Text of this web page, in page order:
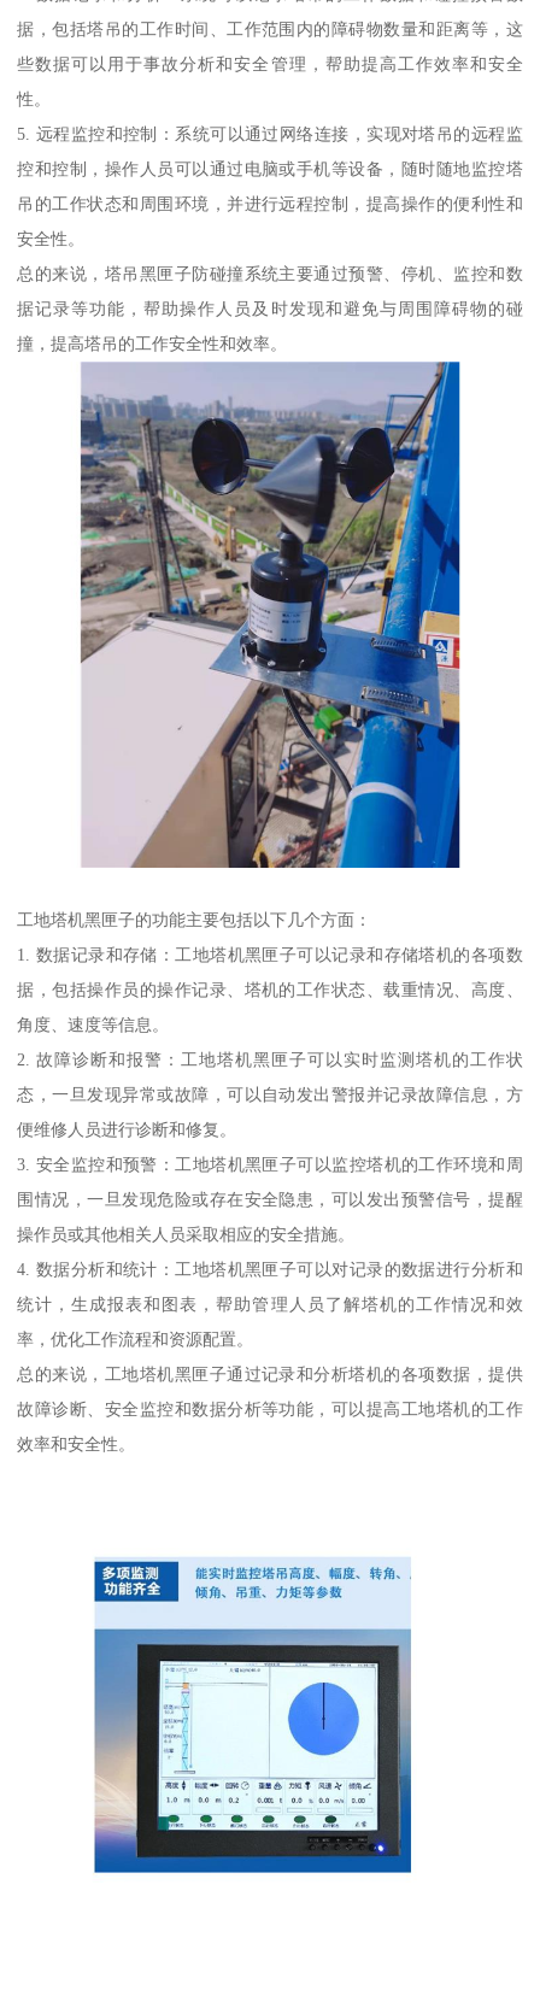
据，包括塔吊的工作时间、工作范围内的障碍物数量和距离等，这
些数据可以用于事故分析和安全管理，帮助提高工作效率和安全
性。
5. 远程监控和控制：系统可以通过网络连接，实现对塔吊的远程监
控和控制，操作人员可以通过电脑或手机等设备，随时随地监控塔
吊的工作状态和周围环境，并进行远程控制，提高操作的便利性和
安全性。
总的来说，塔吊黑匣子防碰撞系统主要通过预警、停机、监控和数
据记录等功能，帮助操作人员及时发现和避免与周围障碍物的碰
撞，提高塔吊的工作安全性和效率。
工地塔机黑匣子的功能主要包括以下几个方面：
1. 数据记录和存储：工地塔机黑匣子可以记录和存储塔机的各项数
据，包括操作员的操作记录、塔机的工作状态、载重情况、高度、
角度、速度等信息。
2. 故障诊断和报警：工地塔机黑匣子可以实时监测塔机的工作状
态，一旦发现异常或故障，可以自动发出警报并记录故障信息，方
便维修人员进行诊断和修复。
3. 安全监控和预警：工地塔机黑匣子可以监控塔机的工作环境和周
围情况，一旦发现危险或存在安全隐患，可以发出预警信号，提醒
操作员或其他相关人员采取相应的安全措施。
4. 数据分析和统计：工地塔机黑匣子可以对记录的数据进行分析和
统计，生成报表和图表，帮助管理人员了解塔机的工作情况和效
率，优化工作流程和资源配置。
总的来说，工地塔机黑匣子通过记录和分析塔机的各项数据，提供
故障诊断、安全监控和数据分析等功能，可以提高工地塔机的工作
效率和安全性。